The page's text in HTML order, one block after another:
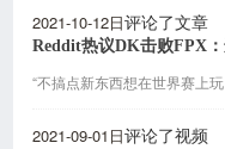
2021-10-12日评论了文章
“不搞点新东西想在世界赛上
2021-09-01日评论了视频